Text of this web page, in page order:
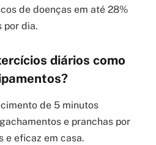
de doenças em até 28%
por dia.
diários como
de 5 minutos
e pranchas por
e eficaz em casa.